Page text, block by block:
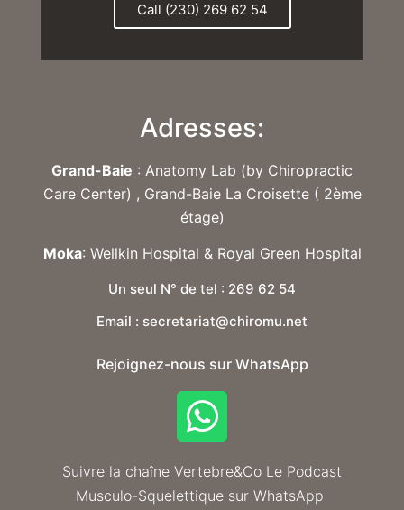
Call (230) 269 62 54
Adresses:
Grand-Baie : Anatomy Lab (by Chiropractic
Care Center) , Grand-Baie La Croisette ( 2ème
étage)
Moka: Wellkin Hospital & Royal Green Hospital
Un seul N° de tel : 269 62 54
Email : secretariat@chiromu.net
Rejoignez-nous sur WhatsApp
Suivre la chaîne Vertebre&Co Le Podcast
Musculo-Squelettique sur WhatsApp